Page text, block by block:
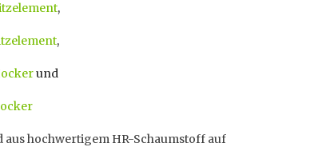
,
,
und
aus hochwertigem HR-Schaumstoff auf